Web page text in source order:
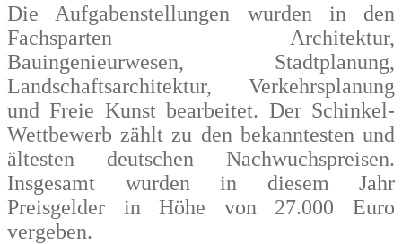
Die Aufgabenstellungen wurden in den
Fachsparten Architektur,
Bauingenieurwesen, Stadtplanung,
Landschaftsarchitektur, Verkehrsplanung
und Freie Kunst bearbeitet. Der Schinkel-
Wettbewerb zählt zu den bekanntesten und
ältesten deutschen Nachwuchspreisen.
Insgesamt wurden in diesem Jahr
Preisgelder in Höhe von 27.000 Euro
vergeben.